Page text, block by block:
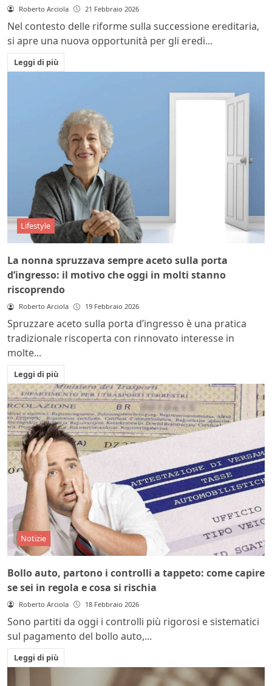
Roberto Arciola 21 Febbraio 2026
Nel contesto delle riforme sulla successione ereditaria,
si apre una nuova opportunità per gli eredi...
Leggi di più
Lifestyle
La nonna spruzzava sempre aceto sulla porta
d’ingresso: il motivo che oggi in molti stanno
riscoprendo
Roberto Arciola 19 Febbraio 2026
Spruzzare aceto sulla porta d’ingresso è una pratica
tradizionale riscoperta con rinnovato interesse in
molte...
Leggi di più
Notizie
Bollo auto, partono i controlli a tappeto: come capire
se sei in regola e cosa si rischia
Roberto Arciola 18 Febbraio 2026
Sono partiti da oggi i controlli più rigorosi e sistematici
sul pagamento del bollo auto,...
Leggi di più